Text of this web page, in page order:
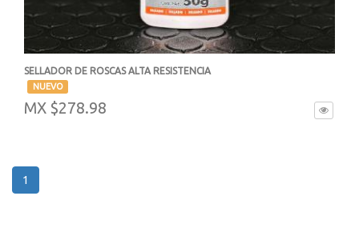
SELLADOR DE ROSCAS ALTA RESISTENCIA
NUEVO
MX $278.98
1